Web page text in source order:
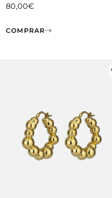
80,00€
COMPRAR